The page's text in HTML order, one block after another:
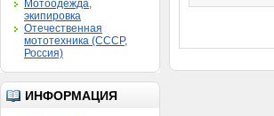
Мотоодежда,
экипировка
Отечественная
мототехника (СССР,
Россия)
ИНФОРМАЦИЯ